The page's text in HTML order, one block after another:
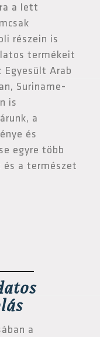
a lett
részein is
termékeit
Egyesült Arab
Suriname-
is
a
és
egyre több
és a természet
a